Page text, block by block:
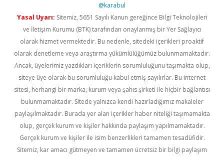
@karabul
Yasal Uyarı: Sitemiz, 5651 Sayılı Kanun gereğince Bilgi Teknolojileri
ve İletişim Kurumu (BTK) tarafından onaylanmış bir Yer Sağlayıcı
olarak hizmet vermektedir. Bu nedenle, sitedeki içerikleri proaktif
olarak denetleme veya araştırma yükümlülüğümüz bulunmamaktadır.
Ancak, üyelerimiz yazdıkları içeriklerin sorumluluğunu taşımakta olup,
siteye üye olarak bu sorumluluğu kabul etmiş sayılırlar. Bu internet
sitesi, herhangi bir marka, kurum veya şahıs şirketi ile hiçbir bağlantısı
bulunmamaktadır. Sitede yalnızca kendi hazırladığımız makaleler
paylaşılmaktadır. Burada yer alan içerikler haber niteliği taşımamakta
olup, gerçek kurum ve kişiler hakkında paylaşım yapılmamaktadır.
Gerçek kurum ve kişiler ile isim benzerlikleri tamamen tesadüfidir.
Sitemiz, kar amacı gütmeyen ve tamamen ücretsiz bir bilgi paylaşım